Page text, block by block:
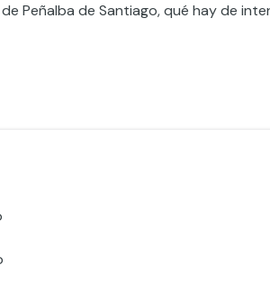
Peñalba de Santiago, qué hay de